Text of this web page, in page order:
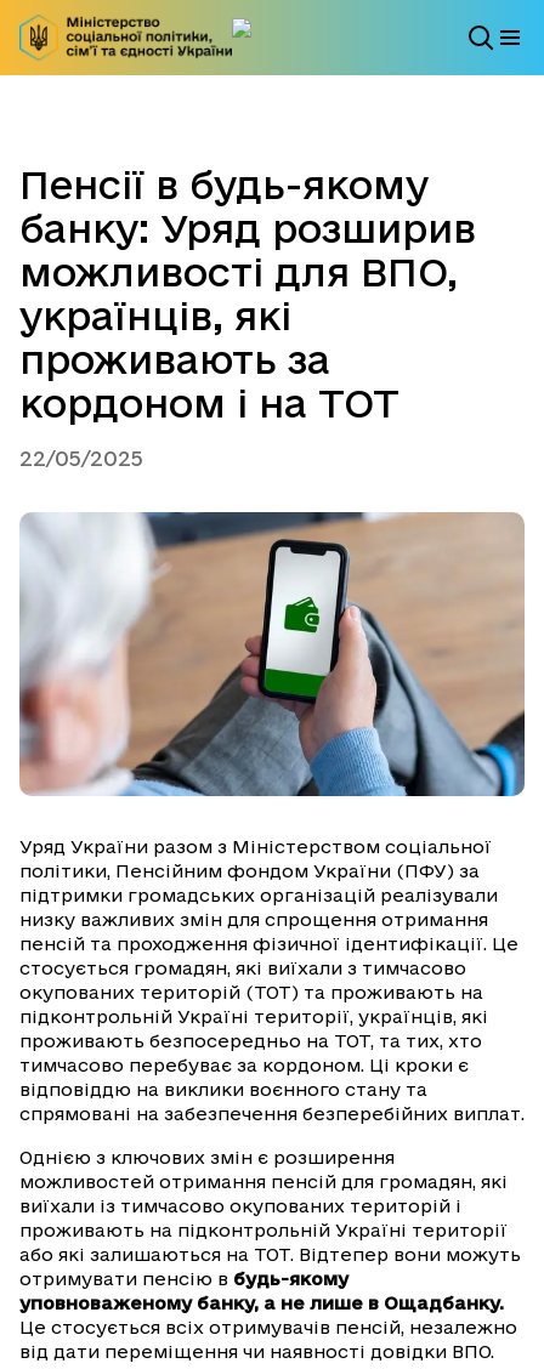
Пенсії в будь-якому
банку: Уряд розширив
можливості для ВПО,
українців, які
проживають за
кордоном і на ТОТ
22/05/2025
Уряд України разом з Міністерством соціальної
політики, Пенсійним фондом України (ПФУ) за
підтримки громадських організацій реалізували
низку важливих змін для спрощення отримання
пенсій та проходження фізичної ідентифікації. Це
стосується громадян, які виїхали з тимчасово
окупованих територій (ТОТ) та проживають на
підконтрольній Україні території, українців, які
проживають безпосередньо на ТОТ, та тих, хто
тимчасово перебуває за кордоном. Ці кроки є
відповіддю на виклики воєнного стану та
спрямовані на забезпечення безперебійних виплат.
Однією з ключових змін є розширення
можливостей отримання пенсій для громадян, які
виїхали із тимчасово окупованих територій і
проживають на підконтрольній Україні території
або які залишаються на ТОТ. Відтепер вони можуть
отримувати пенсію в будь-якому
уповноваженому банку, а не лише в Ощадбанку.
Це стосується всіх отримувачів пенсій, незалежно
від дати переміщення чи наявності довідки ВПО.